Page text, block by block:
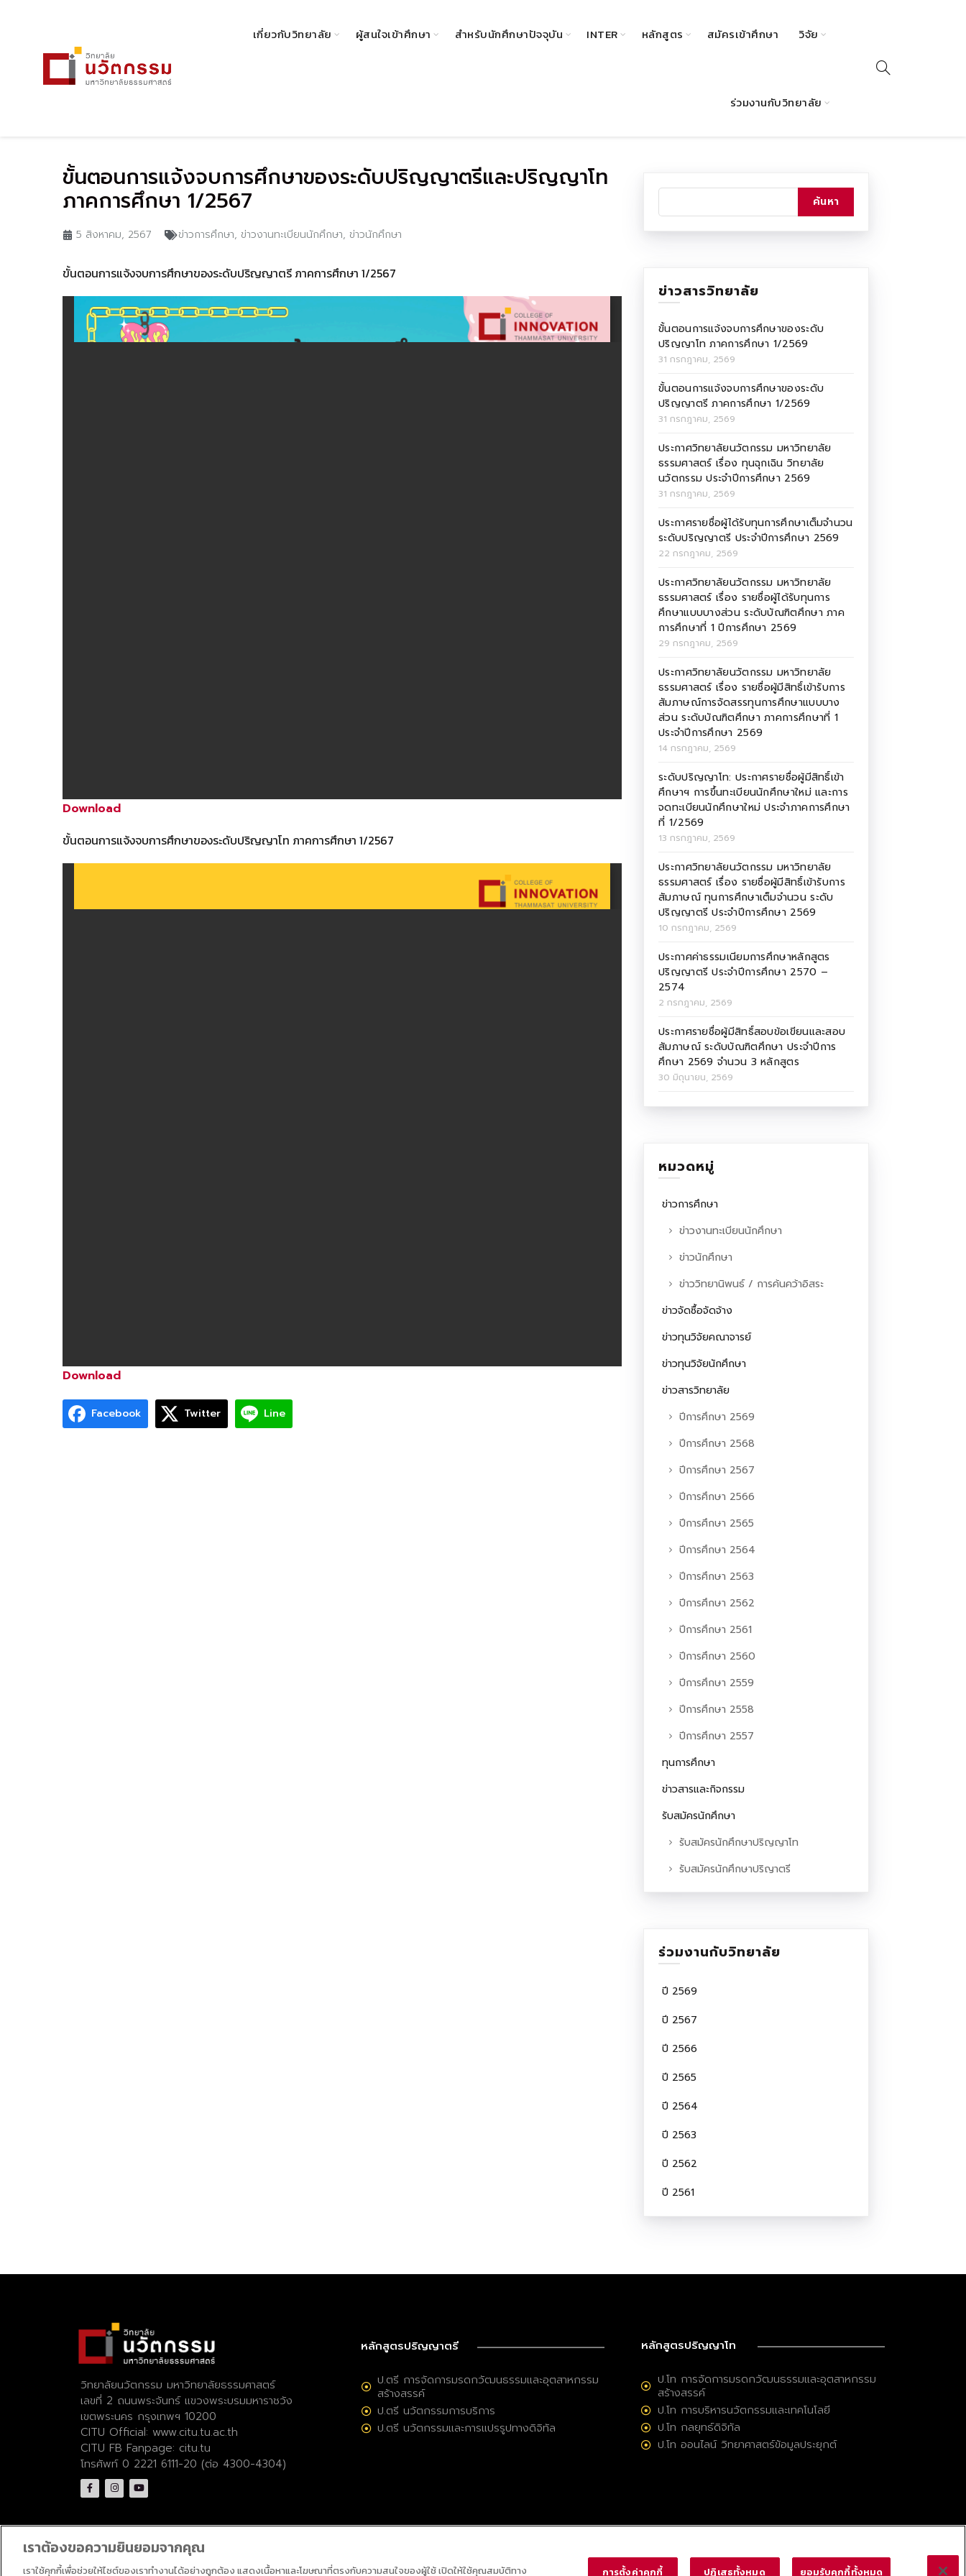
เกี่ยวกับวิทยาลัย ผู้สนใจเข้าศึกษา สำหรับนักศึกษาปัจจุบัน INTER หลักสูตร สมัครเข้าศึกษา วิจัย
ร่วมงานกับวิทยาลัย
ขั้นตอนการแจ้งจบการศึกษาของระดับปริญญาตรีและปริญญาโท
ภาคการศึกษา 1/2567
5 สิงหาคม, 2567 ข่าวการศึกษา, ข่าวงานทะเบียนนักศึกษา, ข่าวนักศึกษา
ขั้นตอนการแจ้งจบการศึกษาของระดับปริญญาตรี ภาคการศึกษา 1/2567
Download
ขั้นตอนการแจ้งจบการศึกษาของระดับปริญญาโท ภาคการศึกษา 1/2567
Download
Facebook Twitter Line
ข่าวสารวิทยาลัย
ขั้นตอนการแจ้งจบการศึกษาของระดับ
ปริญญาโท ภาคการศึกษา 1/2569
31 กรกฎาคม, 2569
ขั้นตอนการแจ้งจบการศึกษาของระดับ
ปริญญาตรี ภาคการศึกษา 1/2569
31 กรกฎาคม, 2569
ประกาศวิทยาลัยนวัตกรรม มหาวิทยาลัย
ธรรมศาสตร์ เรื่อง ทุนฉุกเฉิน วิทยาลัย
นวัตกรรม ประจำปีการศึกษา 2569
31 กรกฎาคม, 2569
ประกาศรายชื่อผู้ได้รับทุนการศึกษาเต็มจำนวน
ระดับปริญญาตรี ประจำปีการศึกษา 2569
22 กรกฎาคม, 2569
ประกาศวิทยาลัยนวัตกรรม มหาวิทยาลัย
ธรรมศาสตร์ เรื่อง รายชื่อผู้ได้รับทุนการ
ศึกษาแบบบางส่วน ระดับบัณฑิตศึกษา ภาค
การศึกษาที่ 1 ปีการศึกษา 2569
29 กรกฎาคม, 2569
ประกาศวิทยาลัยนวัตกรรม มหาวิทยาลัย
ธรรมศาสตร์ เรื่อง รายชื่อผู้มีสิทธิ์เข้ารับการ
สัมภาษณ์การจัดสรรทุนการศึกษาแบบบาง
ส่วน ระดับบัณฑิตศึกษา ภาคการศึกษาที่ 1
ประจำปีการศึกษา 2569
14 กรกฎาคม, 2569
ระดับปริญญาโท: ประกาศรายชื่อผู้มีสิทธิ์เข้า
ศึกษาฯ การขึ้นทะเบียนนักศึกษาใหม่ และการ
จดทะเบียนนักศึกษาใหม่ ประจำภาคการศึกษา
ที่ 1/2569
13 กรกฎาคม, 2569
ประกาศวิทยาลัยนวัตกรรม มหาวิทยาลัย
ธรรมศาสตร์ เรื่อง รายชื่อผู้มีสิทธิ์เข้ารับการ
สัมภาษณ์ ทุนการศึกษาเต็มจำนวน ระดับ
ปริญญาตรี ประจำปีการศึกษา 2569
10 กรกฎาคม, 2569
ประกาศค่าธรรมเนียมการศึกษาหลักสูตร
ปริญญาตรี ประจำปีการศึกษา 2570 –
2574
2 กรกฎาคม, 2569
ประกาศรายชื่อผู้มีสิทธิ์สอบข้อเขียนและสอบ
สัมภาษณ์ ระดับบัณฑิตศึกษา ประจำปีการ
ศึกษา 2569 จำนวน 3 หลักสูตร
30 มิถุนายน, 2569
หมวดหมู่
ข่าวการศึกษา
ข่าวงานทะเบียนนักศึกษา
ข่าวนักศึกษา
ข่าววิทยานิพนธ์ / การค้นคว้าอิสระ
ข่าวจัดซื้อจัดจ้าง
ข่าวทุนวิจัยคณาจารย์
ข่าวทุนวิจัยนักศึกษา
ข่าวสารวิทยาลัย
ปีการศึกษา 2569
ปีการศึกษา 2568
ปีการศึกษา 2567
ปีการศึกษา 2566
ปีการศึกษา 2565
ปีการศึกษา 2564
ปีการศึกษา 2563
ปีการศึกษา 2562
ปีการศึกษา 2561
ปีการศึกษา 2560
ปีการศึกษา 2559
ปีการศึกษา 2558
ปีการศึกษา 2557
ทุนการศึกษา
ข่าวสารและกิจกรรม
รับสมัครนักศึกษา
รับสมัครนักศึกษาปริญญาโท
รับสมัครนักศึกษาปริญาตรี
ร่วมงานกับวิทยาลัย
ปี 2569
ปี 2567
ปี 2566
ปี 2565
ปี 2564
ปี 2563
ปี 2562
ปี 2561
วิทยาลัยนวัตกรรม มหาวิทยาลัยธรรมศาสตร์
เลขที่ 2 ถนนพระจันทร์ แขวงพระบรมมหาราชวัง
เขตพระนคร กรุงเทพฯ 10200
CITU Official: www.citu.tu.ac.th
CITU FB Fanpage: citu.tu
โทรศัพท์ 0 2221 6111-20 (ต่อ 4300-4304)
หลักสูตรปริญญาตรี
ป.ตรี การจัดการมรดกวัฒนธรรมและอุตสาหกรรม
สร้างสรรค์
ป.ตรี นวัตกรรมการบริการ
ป.ตรี นวัตกรรมและการแปรรูปทางดิจิทัล
หลักสูตรปริญญาโท
ป.โท การจัดการมรดกวัฒนธรรมและอุตสาหกรรม
สร้างสรรค์
ป.โท การบริหารนวัตกรรมและเทคโนโลยี
ป.โท กลยุทธ์ดิจิทัล
ป.โท ออนไลน์ วิทยาศาสตร์ข้อมูลประยุกต์
เราต้องขอความยินยอมจากคุณ
เราใช้คุกกี้เพื่อช่วยให้ไซต์ของเราทำงานได้อย่างถูกต้อง แสดงเนื้อหาและโฆษณาที่ตรงกับความสนใจของผู้ใช้ เปิดให้ใช้คุณสมบัติทาง การตั้งค่าคุกกี้ ปฏิเสธทั้งหมด ยอมรับคุกกี้ทั้งหมด